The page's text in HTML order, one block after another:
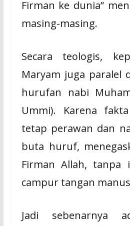
Firman ke dunia”
masing-masing.
Secara teologis,
Maryam juga paralel
hurufan nabi
Ummi). Karena
tetap perawan dan
buta huruf,
Firman Allah, tanpa
campur tangan
Jadi sebenarnya